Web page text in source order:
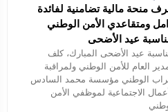
منحة مالية تضامنية لفائدة
ومتقاعدي الأمن الوطني
عيد الأضحى
عيد الأضحى المبارك، كلف
العام للأمن الوطني ولمراقبة
الوطني مؤسسة محمد السادس
الاجتماعية لموظفي الأمن